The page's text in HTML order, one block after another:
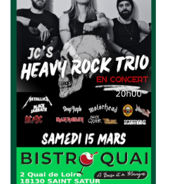
En cochant cette case, vous consentez à
commerciales à l'adresse email indiqué ci-
à tout moment en utilisantle formulaire de
INSCRIPTION